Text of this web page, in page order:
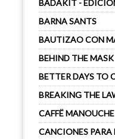
BADAKIT -
BARNA SANTS
BAUTIZAO CON
BEHIND THE MASK
BETTER DAYS TO
BREAKING THE
CAFFË MANOUCHE
CANCIONES PARA